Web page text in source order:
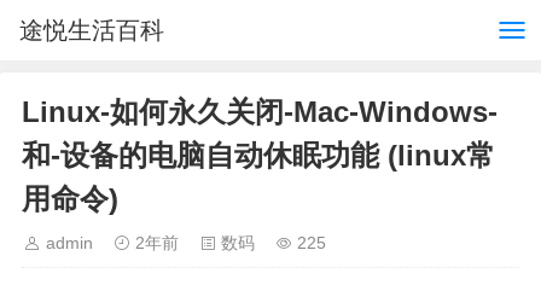
途悦生活百科
Linux-如何永久关闭-Mac-Windows-
和-设备的电脑自动休眠功能 (linux常
用命令)
admin 2年前 数码 225